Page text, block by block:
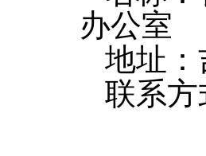
办公室
地址
联系